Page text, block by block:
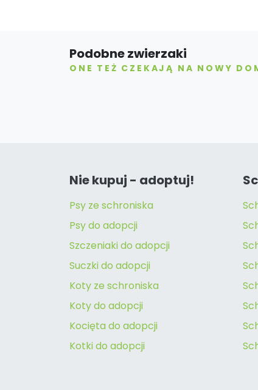
Podobne zwierzaki
ONE TEŻ CZEKAJĄ NA NOWY
Nie kupuj - adoptuj!
Psy ze schroniska
Psy do adopcji
Szczeniaki do adopcji
Suczki do adopcji
Koty ze schroniska
Koty do adopcji
Kocięta do adopcji
Kotki do adopcji